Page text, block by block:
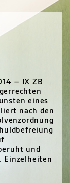
– IX ZB
eines
nach den
und
Einzelheiten